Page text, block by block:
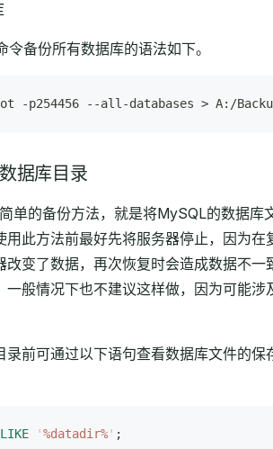
令备份所有数据库的语法如下。
-p254456 --all-databases > A:/
据库目录
单的备份方法，就是将MySQL的数据库
用此方法前最好先将服务器停止，因为在
改变了数据，再次恢复时会造成数据不一
一般情况下也不建议这样做，因为可能涉
录前可通过以下语句查看数据库文件的保
LIKE '%datadir%' ;